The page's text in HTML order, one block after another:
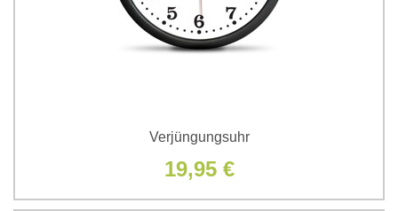
Verjüngungsuhr
19,95 €